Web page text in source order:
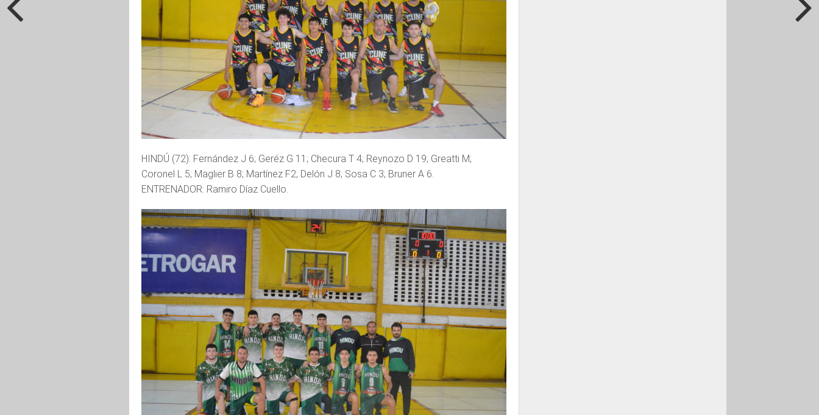
HINDÚ (72): Fernández J 6; Geréz G 11; Checura T 4; Reynozo D 19; Greatti M;
Coronel L 5; Maglier B 8; Martínez F2; Delón J 8; Sosa C 3; Bruner A 6.
ENTRENADOR: Ramiro Díaz Cuello.